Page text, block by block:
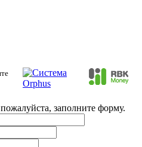
заполните форму.